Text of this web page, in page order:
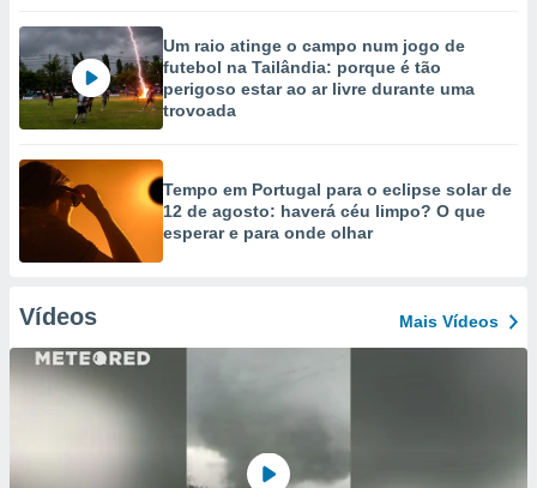
Um raio atinge o campo num jogo de
futebol na Tailândia: porque é tão
perigoso estar ao ar livre durante uma
trovoada
Tempo em Portugal para o eclipse solar de
12 de agosto: haverá céu limpo? O que
esperar e para onde olhar
Vídeos Mais Vídeos